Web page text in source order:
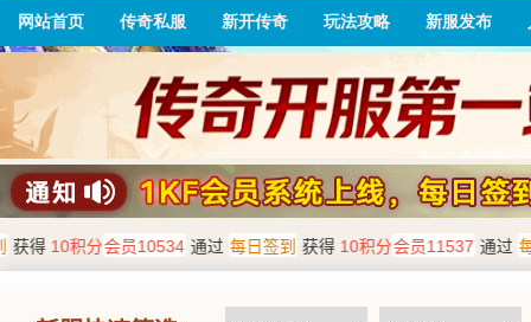
网站首页 传奇私服 新开传奇 玩法攻略 新服发布